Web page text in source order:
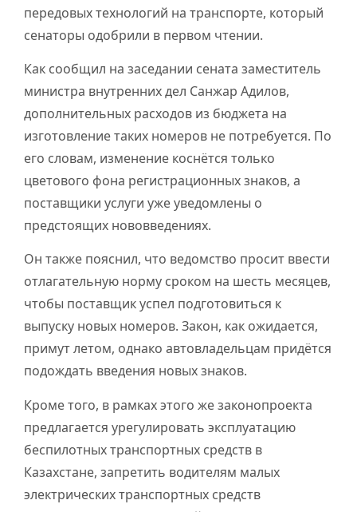
передовых технологий на транспорте, который
сенаторы одобрили в первом чтении.
Как сообщил на заседании сената заместитель
министра внутренних дел Санжар Адилов,
дополнительных расходов из бюджета на
изготовление таких номеров не потребуется. По
его словам, изменение коснётся только
цветового фона регистрационных знаков, а
поставщики услуги уже уведомлены о
предстоящих нововведениях.
Он также пояснил, что ведомство просит ввести
отлагательную норму сроком на шесть месяцев,
чтобы поставщик успел подготовиться к
выпуску новых номеров. Закон, как ожидается,
примут летом, однако автовладельцам придётся
подождать введения новых знаков.
Кроме того, в рамках этого же законопроекта
предлагается урегулировать эксплуатацию
беспилотных транспортных средств в
Казахстане, запретить водителям малых
электрических транспортных средств